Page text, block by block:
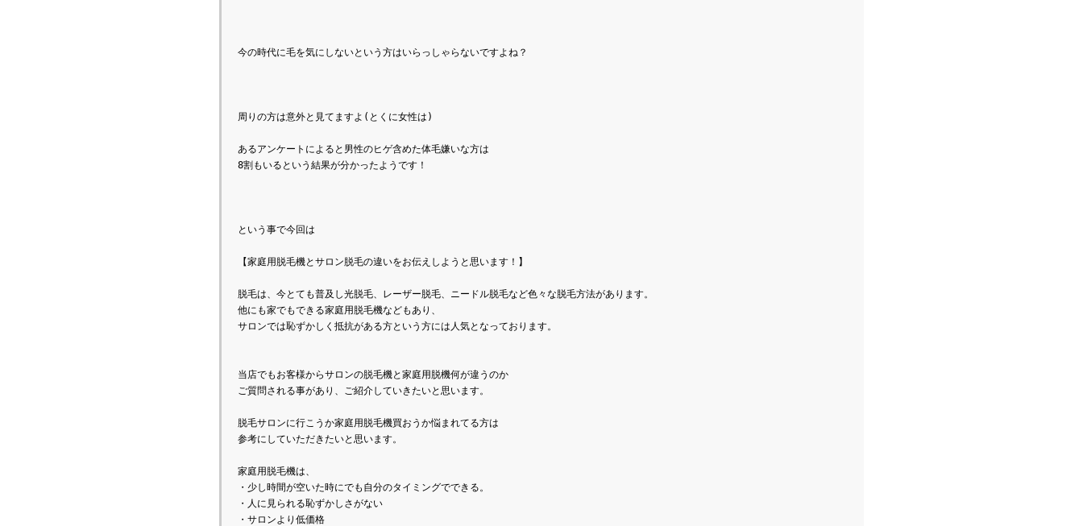
周りの方は意外と見てますよ(とくに女性は)
あるアンケートによると男性のヒゲ含めた体毛嫌いな方は
8割もいるという結果が分かったようです！
という事で今回は
【家庭用脱毛機とサロン脱毛の違いをお伝えしようと思います！】
脱毛は、今とても普及し光脱毛、レーザー脱毛、ニードル脱毛など色々な脱毛方法があります。
他にも家でもできる家庭用脱毛機などもあり、
サロンでは恥ずかしく抵抗がある方という方には人気となっております。
当店でもお客様からサロンの脱毛機と家庭用脱機何が違うのか
ご質問される事があり、ご紹介していきたいと思います。
脱毛サロンに行こうか家庭用脱毛機買おうか悩まれてる方は
参考にしていただきたいと思います。
家庭用脱毛機は、
・少し時間が空いた時にでも自分のタイミングでできる。
・人に見られる恥ずかしさがない
・サロンより低価格